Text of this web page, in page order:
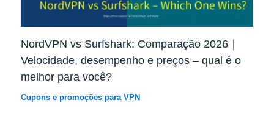
NordVPN vs Surfshark: Comparação 2026｜
Velocidade, desempenho e preços – qual é o
melhor para você?
Cupons e promoções para VPN